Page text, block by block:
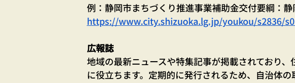
例：静岡市まちづくり推進事業補助金交付要綱：
https://www.city.shizuoka.lg.jp/youkou/s2836/
広報誌
地域の最新ニュースや特集記事が掲載されており
に役立ちます。定期的に発行されるため、自治体